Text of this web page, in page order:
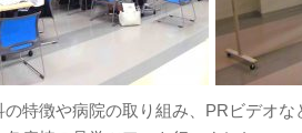
特徴や病院の取り組み、PRビデオ